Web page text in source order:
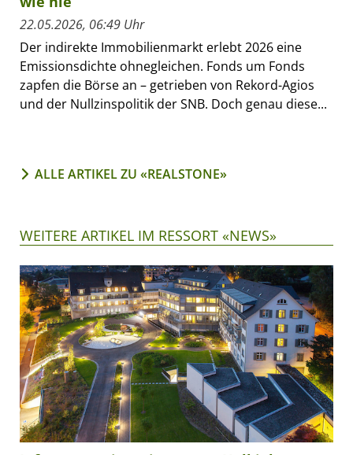
22.05.2026, 06:49 Uhr
Der indirekte Immobilienmarkt erlebt 2026 eine
Emissionsdichte ohnegleichen. Fonds um Fonds
zapfen die Börse an – getrieben von Rekord-Agios
und der Nullzinspolitik der SNB. Doch genau diese...
ALLE ARTIKEL ZU «REALSTONE»
WEITERE ARTIKEL IM RESSORT «NEWS»